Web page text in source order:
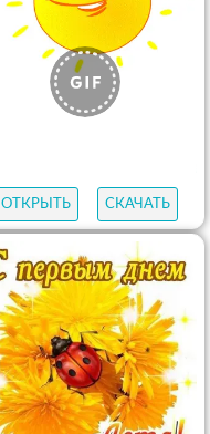
ОТКРЫТЬ СКАЧАТЬ